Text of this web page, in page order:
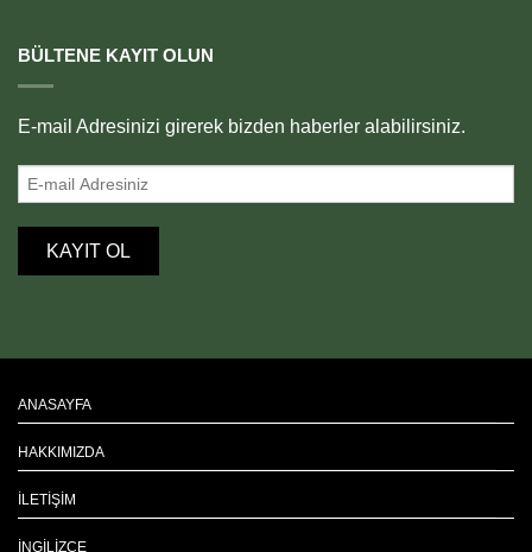
BÜLTENE KAYIT OLUN
E-mail Adresinizi girerek bizden haberler alabilirsiniz.
ANASAYFA
HAKKIMIZDA
İLETIŞIM
İNGILIZCE